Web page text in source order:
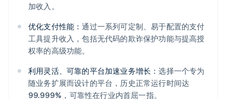
加收入。
优化支付性能：通过一系列可定制、易于配置的支付
工具提升收入，包括无代码的欺诈保护功能与提高授
权率的高级功能。
利用灵活、可靠的平台加速业务增长：选择一个专为
随业务扩展而设计的平台，历史正常运行时间达
99.999%，可靠性在行业内首屈一指。
阿联酋
爱尔兰
English
爱沙尼亚
English
奥地利
DeutschEnglish
澳大利亚
English